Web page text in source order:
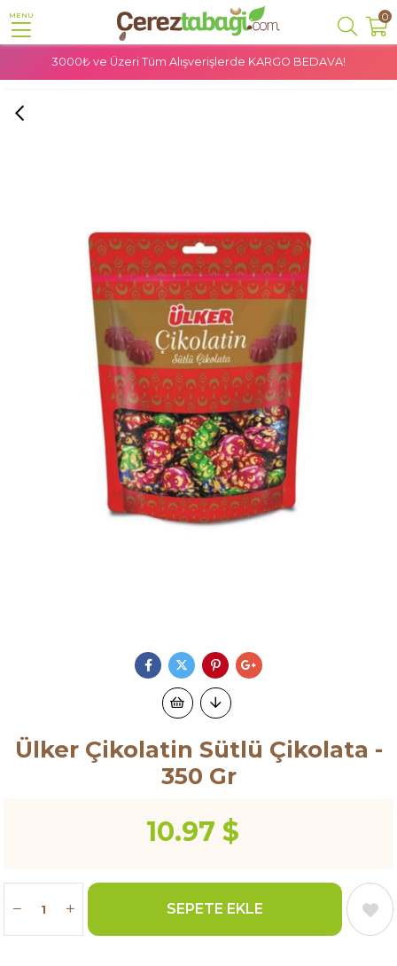
MENU 0
3000₺ ve Üzeri Tüm Alışverişlerde KARGO BEDAVA!
Bayram Şekeri
Ülker Çikolatin Sütlü Çikolata -
350 Gr
10.97 $